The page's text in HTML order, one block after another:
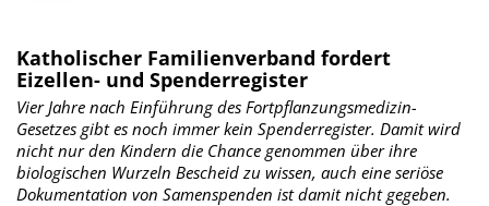
Katholischer Familienverband fordert
Eizellen- und Spenderregister
Vier Jahre nach Einführung des Fortpflanzungsmedizin-
Gesetzes gibt es noch immer kein Spenderregister. Damit wird
nicht nur den Kindern die Chance genommen über ihre
biologischen Wurzeln Bescheid zu wissen, auch eine seriöse
Dokumentation von Samenspenden ist damit nicht gegeben.